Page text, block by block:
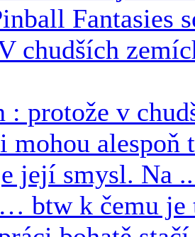
Fantasies
chudších
: protože v
mohou alespoň
její smysl. Na
btw k čemu je